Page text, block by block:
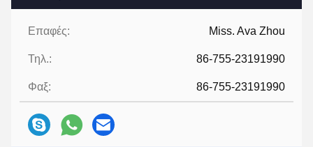
Επαφές: Miss. Ava Zhou
Τηλ.: 86-755-23191990
Φαξ: 86-755-23191990